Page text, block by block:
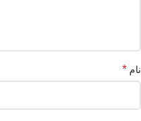
نام *